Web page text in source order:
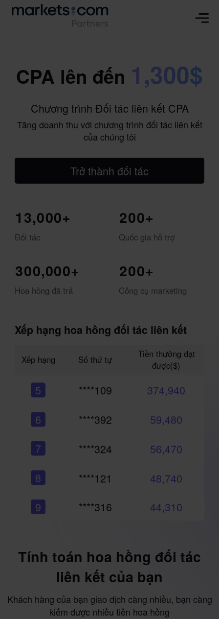
CPA lên đến 1,300$
Chương trình Đối tác liên kết CPA
Tăng doanh thu với chương trình đối tác liên kết
của chúng tôi
Trở thành đối tác
13,000+
Đối tác
200+
Quốc gia hỗ trợ
300,000+
Hoa hồng đã trả
200+
Công cụ marketing
Xếp hạng hoa hồng đối tác liên kết
Xếp hạng Số thứ tự
Tiền thưởng đạt
được($)
5 ****109
374,940
6
****392
59,480
7
****324
56,470
8
****121
48,740
9
****316
44,310
1
****265
633,160
2
****275
554,220
Tính toán hoa hồng đối tác
liên kết của bạn
Khách hàng của bạn giao dịch càng nhiều, bạn càng
kiếm được nhiều tiền hoa hồng